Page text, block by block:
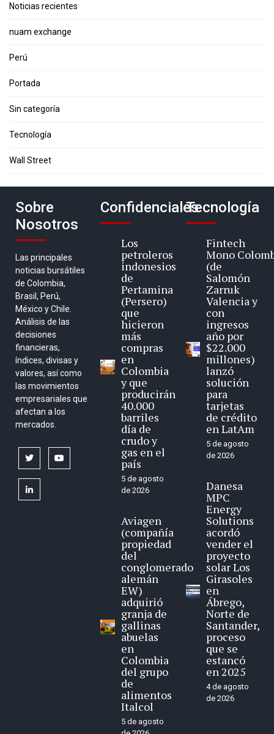
Noticias recientes
nuam exchange
Perú
Portada
Sin categoría
Tecnología
Wall Street
Sobre
Nosotros
Las principales
noticias bursátiles
de Colombia,
Brasil, Perú,
México y Chile.
Análisis de las
decisiones
financieras,
índices, divisas y
valores, así como
las movimientos
empresariales que
afectan a los
mercados.
twitter
linkedin
Confidenciales
Los
petroleros
indonesios
de
Pertamina
(Persero)
que
hicieron
más
compras
en
Colombia
y que
producirán
40.000
barriles
día de
crudo y
gas en el
país
5 de agosto
de 2026
Aviagen
(compañía
propiedad
del
conglomerado
alemán
EW)
adquirió
granja de
gallinas
abuelas
en
Colombia
del grupo
de
alimentos
Italcol
5 de agosto
Tecnología
Fintech
Mono
(de
Salomón
Zarruk
Valencia y
con
ingresos
año por
$22.000
millones)
lanzó
solución
para
tarjetas
de crédito
en LatAm
5 de agosto
de 2026
Danesa
MPC
Energy
Solutions
acordó
vender el
proyecto
solar Los
Girasoles
en
Ábrego,
Norte de
Santander,
proceso
que se
estancó
en 2025
4 de agosto
de 2026